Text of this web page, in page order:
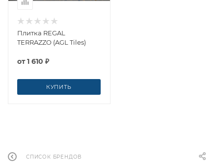
Плитка REGAL
TERRAZZO (AGL Tiles)
от1 610 ₽
КУПИТЬ
СПИСОК БРЕНДОВ